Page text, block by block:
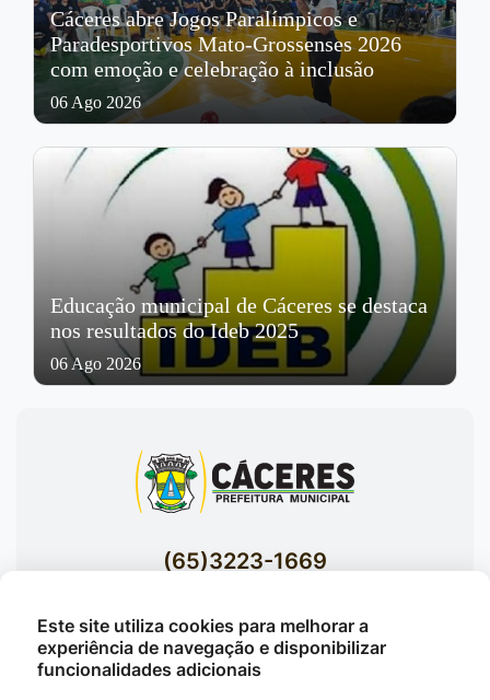
Cáceres abre Jogos Paralímpicos e
Paradesportivos Mato-Grossenses 2026
com emoção e celebração à inclusão
06 Ago 2026
Educação municipal de Cáceres se destaca
nos resultados do Ideb 2025
06 Ago 2026
(65)3223-1669
Acessar E-mails Institucionais
Av. Brasil nº 119 Bairro Jardim Celeste -
Este site utiliza cookies para melhorar a
experiência de navegação e disponibilizar
funcionalidades adicionais